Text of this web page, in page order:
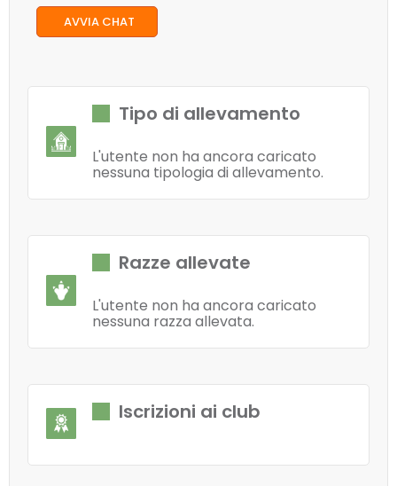
AVVIA CHAT
Tipo di allevamento
L'utente non ha ancora caricato
nessuna tipologia di allevamento.
Razze allevate
L'utente non ha ancora caricato
nessuna razza allevata.
Iscrizioni ai club